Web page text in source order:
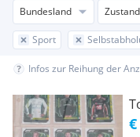
Bundesland Zustand
Sport
Infos zur Reihung der